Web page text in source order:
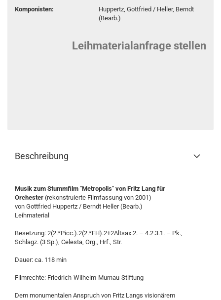
Komponisten:
Huppertz, Gottfried / Heller, Berndt
(Bearb.)
Leihmaterialanfrage stellen
Beschreibung
Musik zum Stummfilm "Metropolis" von Fritz Lang für
Orchester (rekonstruierte Filmfassung von 2001)
von Gottfried Huppertz / Berndt Heller (Bearb.)
Leihmaterial
Besetzung: 2(2.*Picc.).2(2.*EH).2+2Altsax.2. – 4.2.3.1. – Pk.,
Schlagz. (3 Sp.), Celesta, Org., Hrf., Str.
Dauer: ca. 118 min
Filmrechte: Friedrich-Wilhelm-Murnau-Stiftung
Dem monumentalen Anspruch von Fritz Langs visionärem